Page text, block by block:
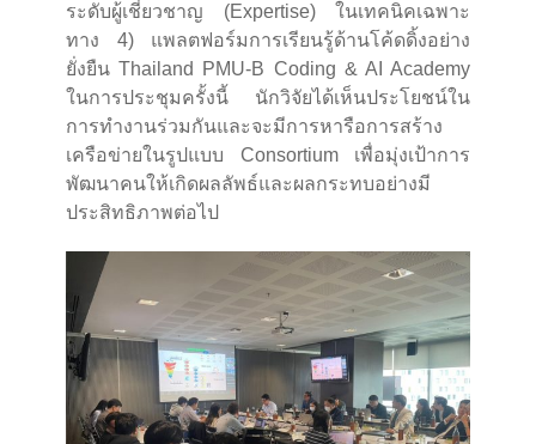
ระดับผู้เชี่ยวชาญ (Expertise) ในเทคนิคเฉพาะ
ทาง 4) แพลตฟอร์มการเรียนรู้ด้านโค้ดดิ้งอย่าง
ยั่งยืน Thailand PMU-B Coding & AI Academy
ในการประชุมครั้งนี้ นักวิจัยได้เห็นประโยชน์ใน
การทำงานร่วมกันและจะมีการหารือการสร้าง
เครือข่ายในรูปแบบ Consortium เพื่อมุ่งเป้าการ
พัฒนาคนให้เกิดผลลัพธ์และผลกระทบอย่างมี
ประสิทธิภาพต่อไป